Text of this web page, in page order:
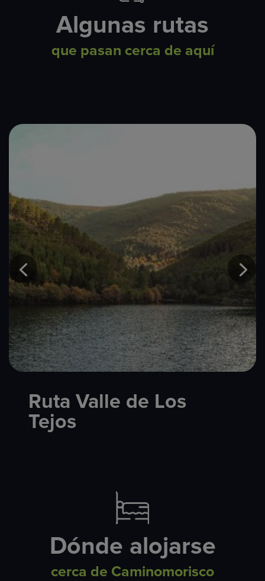
Algunas rutas
que pasan cerca de aquí
Ruta Valle de Los
Tejos
Dónde alojarse
cerca de Caminomorisco